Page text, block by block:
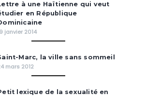
à une Haïtienne qui veut
en République
janvier 2014
Marc, la ville sans sommeil
mars 2012
lexique de la sexualité en